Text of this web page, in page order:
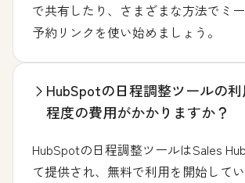
で共有したり、さまざまな方法でミ
予約リンクを使い始めましょう。
HubSpotの日程調整ツールの
程度の費用がかかりますか？
HubSpotの日程調整ツールはSales
て提供され、無料で利用を開始して